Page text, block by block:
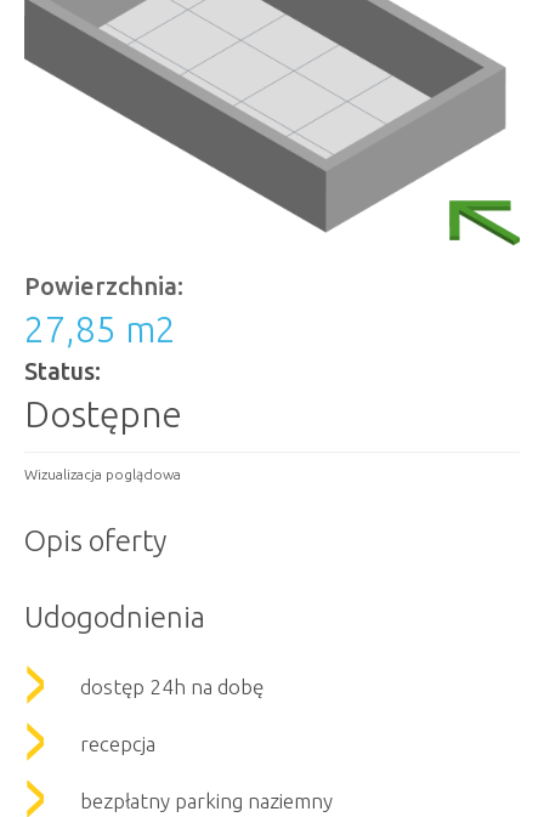
Powierzchnia:
27,85 m2
Status:
Dostępne
Wizualizacja poglądowa
Opis oferty
Udogodnienia
dostęp 24h na dobę
recepcja
bezpłatny parking naziemny